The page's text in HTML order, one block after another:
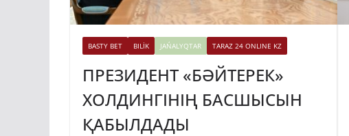
BASTY BET BILİK JAŃALYQTAR TARAZ 24 ONLINE KZ
ПРЕЗИДЕНТ «БӘЙТЕРЕК»
ХОЛДИНГІНІҢ БАСШЫСЫН
ҚАБЫЛДАДЫ